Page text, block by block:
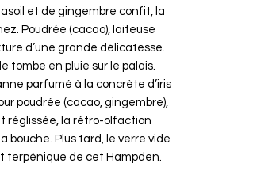
et de gingembre confit, la
Poudrée (cacao), laiteuse
d’une grande délicatesse.
tombe en pluie sur le palais.
parfumé à la concrète d’iris
poudrée (cacao, gingembre),
réglissée, la rétro-olfaction
bouche. Plus tard, le verre vide
terpénique de cet Hampden.